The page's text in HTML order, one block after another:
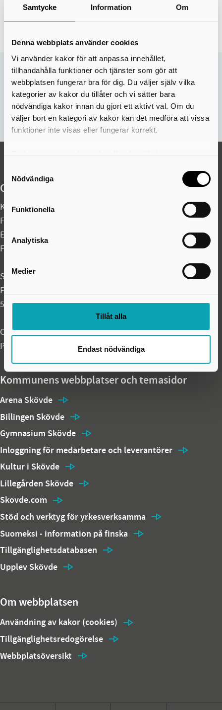
Samtycke Information Om
Denna webbplats använder cookies
Vi använder kakor för att anpassa innehållet,
tillhandahålla funktioner och tjänster som gör att
webbplatsen fungerar bra för dig. Du väljer själv vilka
kategorier av kakor du tillåter och vi sätter bara
nödvändiga kakor innan du gjort ett aktivt val. Om du
väljer bort en kategori av kakor kan det medföra att vissa
funktioner inte visas eller fungerar korrekt.
användning av kakor som du hittar längst ner på sidan
Nödvändiga
Funktionella
Analytiska
Medier
Tillåt alla
Endast nödvändiga
kommunikationsenheten@skovde.se
Sidan uppdaterades:12 mar 2026
Hjälpte informationen på den här sidan dig?
Nej
Ja
Organisationsuppgifter
Kontaktcenter:
Felanmälan akuta fel dygnet runt:
E-post: skovdekommun@skovde.se
Fax: 0500-41 49 60
Skövde kommun
Fredsgatan 4
541 83 Skövde
Organisationsnummer: 212000-1710
PEPPOL ID: 0007:2120001710
Kommunens webbplatser och temasidor
Arena Skövde
Billingen Skövde
Gymnasium Skövde
Inloggning för medarbetare och leverantörer
Kultur i Skövde
Lillegården Skövde
Skovde.com
Stöd och verktyg för yrkesverksamma
Suomeksi - information på finska
Tillgänglighetsdatabasen
Upplev Skövde
Om webbplatsen
Användning av kakor (cookies)
Tillgänglighetsredogörelse
Webbplatsöversikt